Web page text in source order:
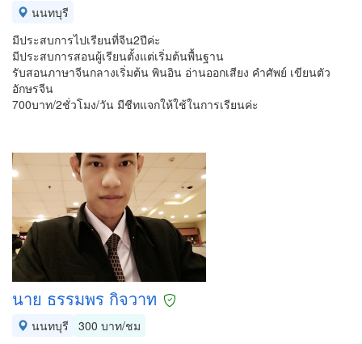
นนทบุรี
มีประสบการไปเรียนที่จีน2ปีค่ะ
มีประสบการสอนผู้เรียนตั้งแต่เริ่มต้นพื้นฐาน
รับสอนภาษาจีนกลางเริ่มต้น พินอิน อ่านออกเสียง คำศัพย์ เขียนตัว
อักษรจีน
700บาท/2ชั่วโมง/วัน มีชีทแจกให้ใช้ในการเรียนค่ะ
นาย ธรรมพร กิจวาท
นนทบุรี
300 บาท/ชม